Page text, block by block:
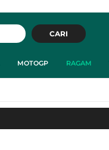
CARI
MOTOGP RAGAM